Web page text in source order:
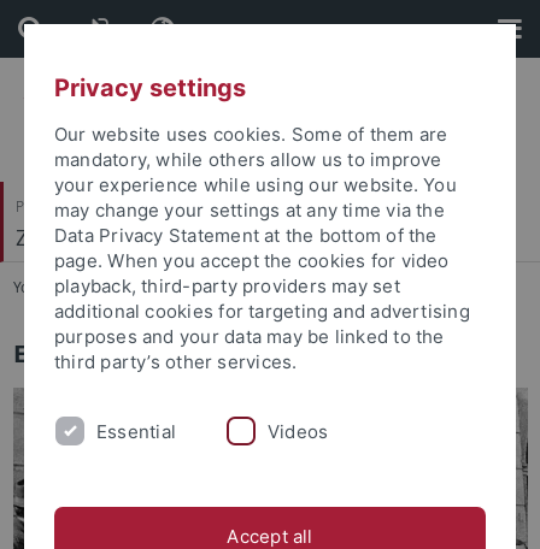
Skip
to
content
Skip
to
footer
Philosophische Fakultät
Zeitgeschichte
You are here: Startseite ... Europäische Geschichte
Europäische Geschichte
Privacy settings
Our website uses cookies. Some of them are
mandatory, while others allow us to improve
your experience while using our website. You
may change your settings at any time via the
Data Privacy Statement at the bottom of the
page. When you accept the cookies for video
playback, third-party providers may set
additional cookies for targeting and advertising
purposes and your data may be linked to the
third party’s other services.
Essential Videos
Accept all